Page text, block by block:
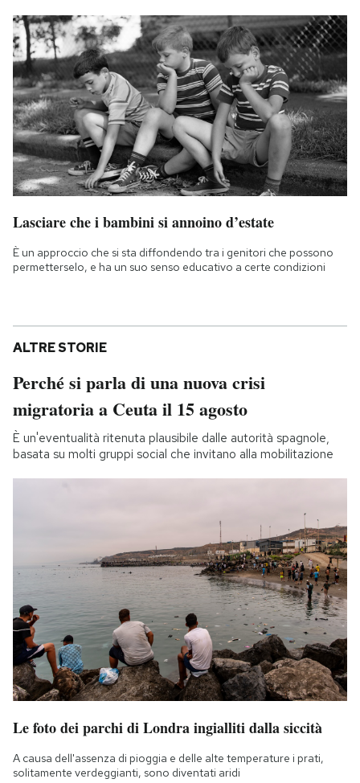
Lasciare che i bambini si annoino d’estate
È un approccio che si sta diffondendo tra i genitori che possono
permetterselo, e ha un suo senso educativo a certe condizioni
ALTRE STORIE
Perché si parla di una nuova crisi
migratoria a Ceuta il 15 agosto
È un'eventualità ritenuta plausibile dalle autorità spagnole,
basata su molti gruppi social che invitano alla mobilitazione
Le foto dei parchi di Londra ingialliti dalla siccità
A causa dell'assenza di pioggia e delle alte temperature i prati,
solitamente verdeggianti, sono diventati aridi